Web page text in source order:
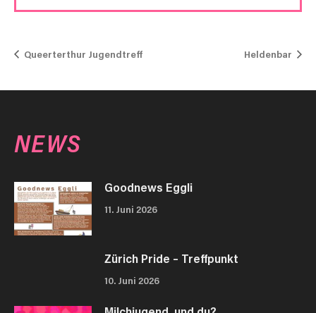
Queerterthur Jugendtreff Heldenbar
NEWS
Goodnews Eggli
11. Juni 2026
Zürich Pride – Treffpunkt
10. Juni 2026